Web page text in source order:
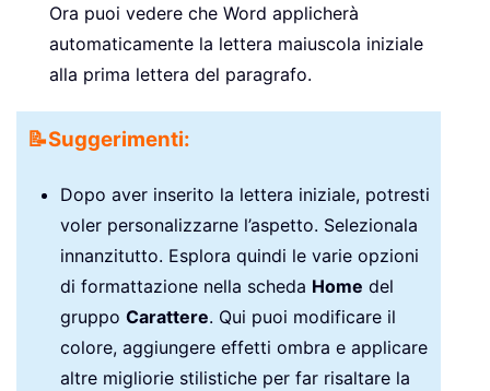
Ora puoi vedere che Word applicherà
automaticamente la lettera maiuscola iniziale
alla prima lettera del paragrafo.
📝Suggerimenti:
Dopo aver inserito la lettera iniziale, potresti
voler personalizzarne l’aspetto. Selezionala
innanzitutto. Esplora quindi le varie opzioni
di formattazione nella scheda Home del
gruppo Carattere. Qui puoi modificare il
colore, aggiungere effetti ombra e applicare
altre migliorie stilistiche per far risaltare la